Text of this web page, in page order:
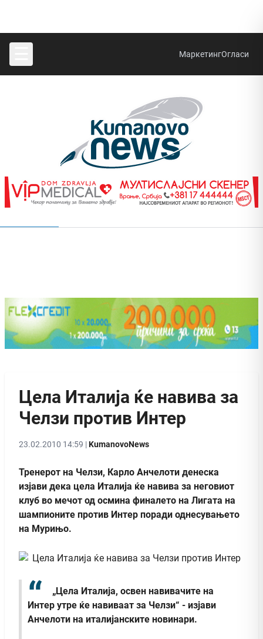
МаркетингОгласи
Цела Италија ќе навива за
Челзи против Интер
23.02.2010 14:59 |KumanovoNews
Тренерот на Челзи, Карло Анчелоти денеска
изјави дека цела Италија ќе навива за неговиот
клуб во мечот од осмина финалето на Лигата на
шампионите против Интер поради однесувањето
на Мурињо.
„Цела Италија, освен навивачите на
Интер утре ќе навиваат за Челзи“ - изјави
Анчелоти на италијанските новинари.